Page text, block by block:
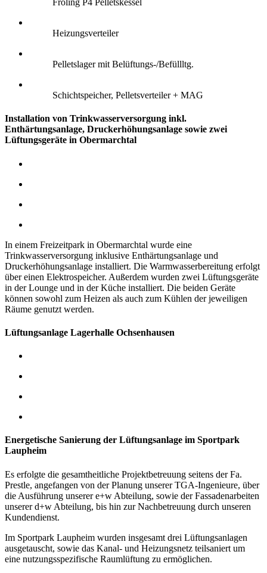
Fröling P4 Pelletskessel
Heizungsverteiler
Pelletslager mit Belüftungs-/Befüllltg.
Schichtspeicher, Pelletsverteiler + MAG
Installation von Trinkwasserversorgung inkl.
Enthärtungsanlage, Druckerhöhungsanlage sowie zwei
Lüftungsgeräte in Obermarchtal
In einem Freizeitpark in Obermarchtal wurde eine
Trinkwasserversorgung inklusive Enthärtungsanlage und
Druckerhöhungsanlage installiert. Die Warmwasserbereitung erfolgt
über einen Elektrospeicher. Außerdem wurden zwei Lüftungsgeräte
in der Lounge und in der Küche installiert. Die beiden Geräte
können sowohl zum Heizen als auch zum Kühlen der jeweiligen
Räume genutzt werden.
Lüftungsanlage Lagerhalle Ochsenhausen
Energetische Sanierung der Lüftungsanlage im Sportpark
Laupheim
Es erfolgte die gesamtheitliche Projektbetreuung seitens der Fa.
Prestle, angefangen von der Planung unserer TGA-Ingenieure, über
die Ausführung unserer e+w Abteilung, sowie der Fassadenarbeiten
unserer d+w Abteilung, bis hin zur Nachbetreuung durch unseren
Kundendienst.
Im Sportpark Laupheim wurden insgesamt drei Lüftungsanlagen
ausgetauscht, sowie das Kanal- und Heizungsnetz teilsaniert um
eine nutzungsspezifische Raumlüftung zu ermöglichen.